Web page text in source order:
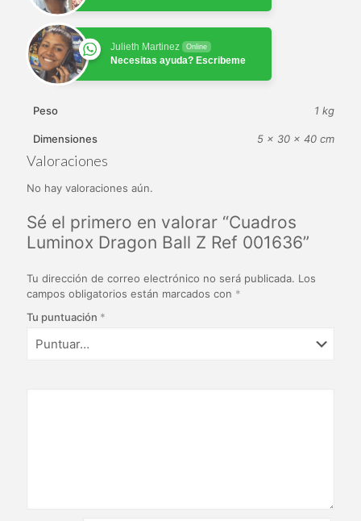
Julieth Martinez Online
Necesitas ayuda? Escribeme
Peso 1 kg
Dimensiones 5 × 30 × 40 cm
Valoraciones
No hay valoraciones aún.
Sé el primero en valorar “Cuadros
Luminox Dragon Ball Z Ref 001636”
Tu dirección de correo electrónico no será publicada. Los
campos obligatorios están marcados con *
Tu puntuación *